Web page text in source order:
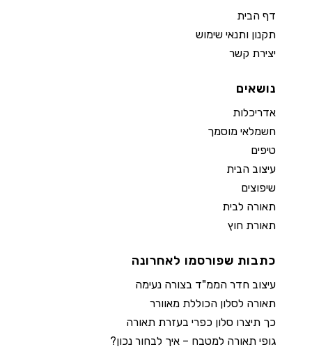
דף הבית
תקנון ותנאי שימוש
יצירת קשר
נושאים
אדריכלות
חשמלאי מוסמך
טיפים
עיצוב הבית
שיפוצים
תאורה לבית
תאורת חוץ
כתבות שפורסמו לאחרונה
עיצוב חדר הממ"ד בצורה נעימה
תאורה לסלון הכוללת מאוורר
כך תיצרו סלון כפרי בעזרת תאורה
גופי תאורה למטבח – איך לבחור נכון?